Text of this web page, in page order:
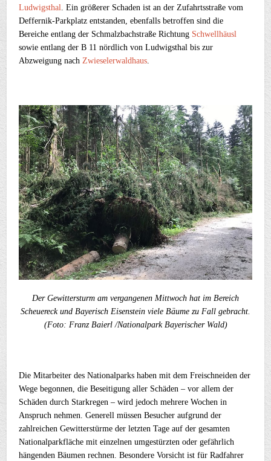
Ludwigsthal. Ein größerer Schaden ist an der Zufahrtsstraße vom
Deffernik-Parkplatz entstanden, ebenfalls betroffen sind die
Bereiche entlang der Schmalzbachstraße Richtung Schwellhäusl
sowie entlang der B 11 nördlich von Ludwigsthal bis zur
Abzweigung nachZwieselerwaldhaus.
Der Gewittersturm am vergangenen Mittwoch hat im Bereich
Scheuereck und Bayerisch Eisenstein viele Bäume zu Fall gebracht.
(Foto: Franz Baierl /Nationalpark Bayerischer Wald)
Die Mitarbeiter des Nationalparks haben mit dem Freischneiden der
Wege begonnen, die Beseitigung aller Schäden – vor allem der
Schäden durch Starkregen – wird jedoch mehrere Wochen in
Anspruch nehmen. Generell müssen Besucher aufgrund der
zahlreichen Gewitterstürme der letzten Tage auf der gesamten
Nationalparkfläche mit einzelnen umgestürzten oder gefährlich
hängenden Bäumen rechnen. Besondere Vorsicht ist für Radfahrer